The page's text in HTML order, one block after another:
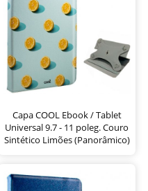
Capa COOL Ebook / Tablet
Universal 9.7 - 11 poleg. Couro
Sintético Limões (Panorâmico)